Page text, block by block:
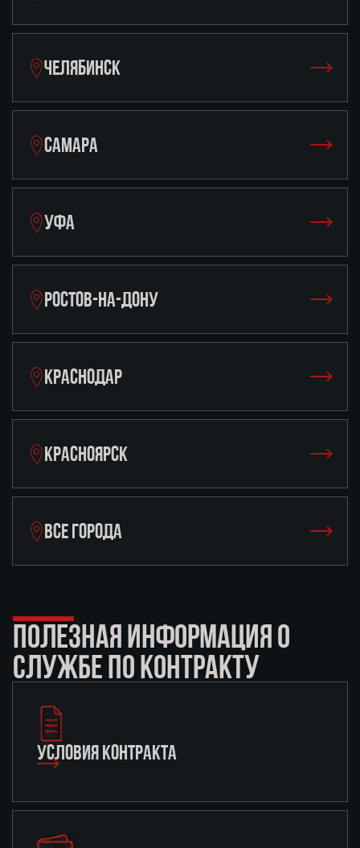
ЧЕЛЯБИНСК
САМАРА
УФА
РОСТОВ-НА-ДОНУ
КРАСНОДАР
КРАСНОЯРСК
ВСЕ ГОРОДА
ПОЛЕЗНАЯ ИНФОРМАЦИЯ О
СЛУЖБЕ ПО КОНТРАКТУ
УСЛОВИЯ КОНТРАКТА